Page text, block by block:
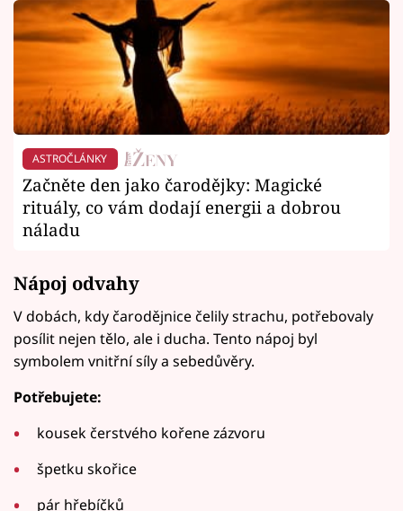
ASTROČLÁNKY
Začněte den jako čarodějky: Magické
rituály, co vám dodají energii a dobrou
náladu
Nápoj odvahy
V dobách, kdy čarodějnice čelily strachu, potřebovaly
posílit nejen tělo, ale i ducha. Tento nápoj byl
symbolem vnitřní síly a sebedůvěry.
Potřebujete:
kousek čerstvého kořene zázvoru
špetku skořice
pár hřebíčků